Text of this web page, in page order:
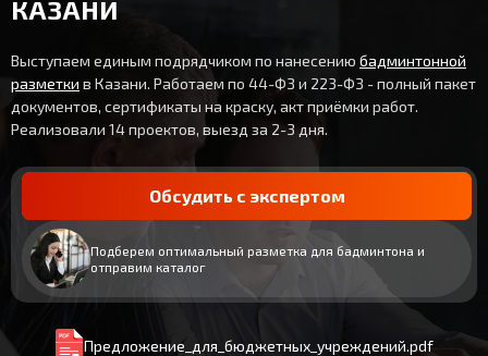
КАЗАНИ
Выступаем единым подрядчиком по нанесению бадминтонной
разметки в Казани. Работаем по 44-ФЗ и 223-ФЗ - полный пакет
документов, сертификаты на краску, акт приёмки работ.
Реализовали 14 проектов, выезд за 2-3 дня.
Обсудить с экспертом
Подберем оптимальный разметка для бадминтона и
отправим каталог
Предложение_для_бюджетных_учреждений.pdf